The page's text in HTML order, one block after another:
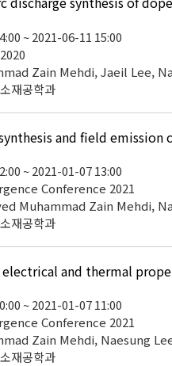
~ 2021-06-11 15:00
Zain Mehdi, Jaeil Lee,
재공학과
and field
~ 2021-01-07 13:00
Conference 2021
Muhammad Zain Mehdi,
재공학과
electrical and thermal
~ 2021-01-07 11:00
Conference 2021
Zain Mehdi, Naesung
재공학과